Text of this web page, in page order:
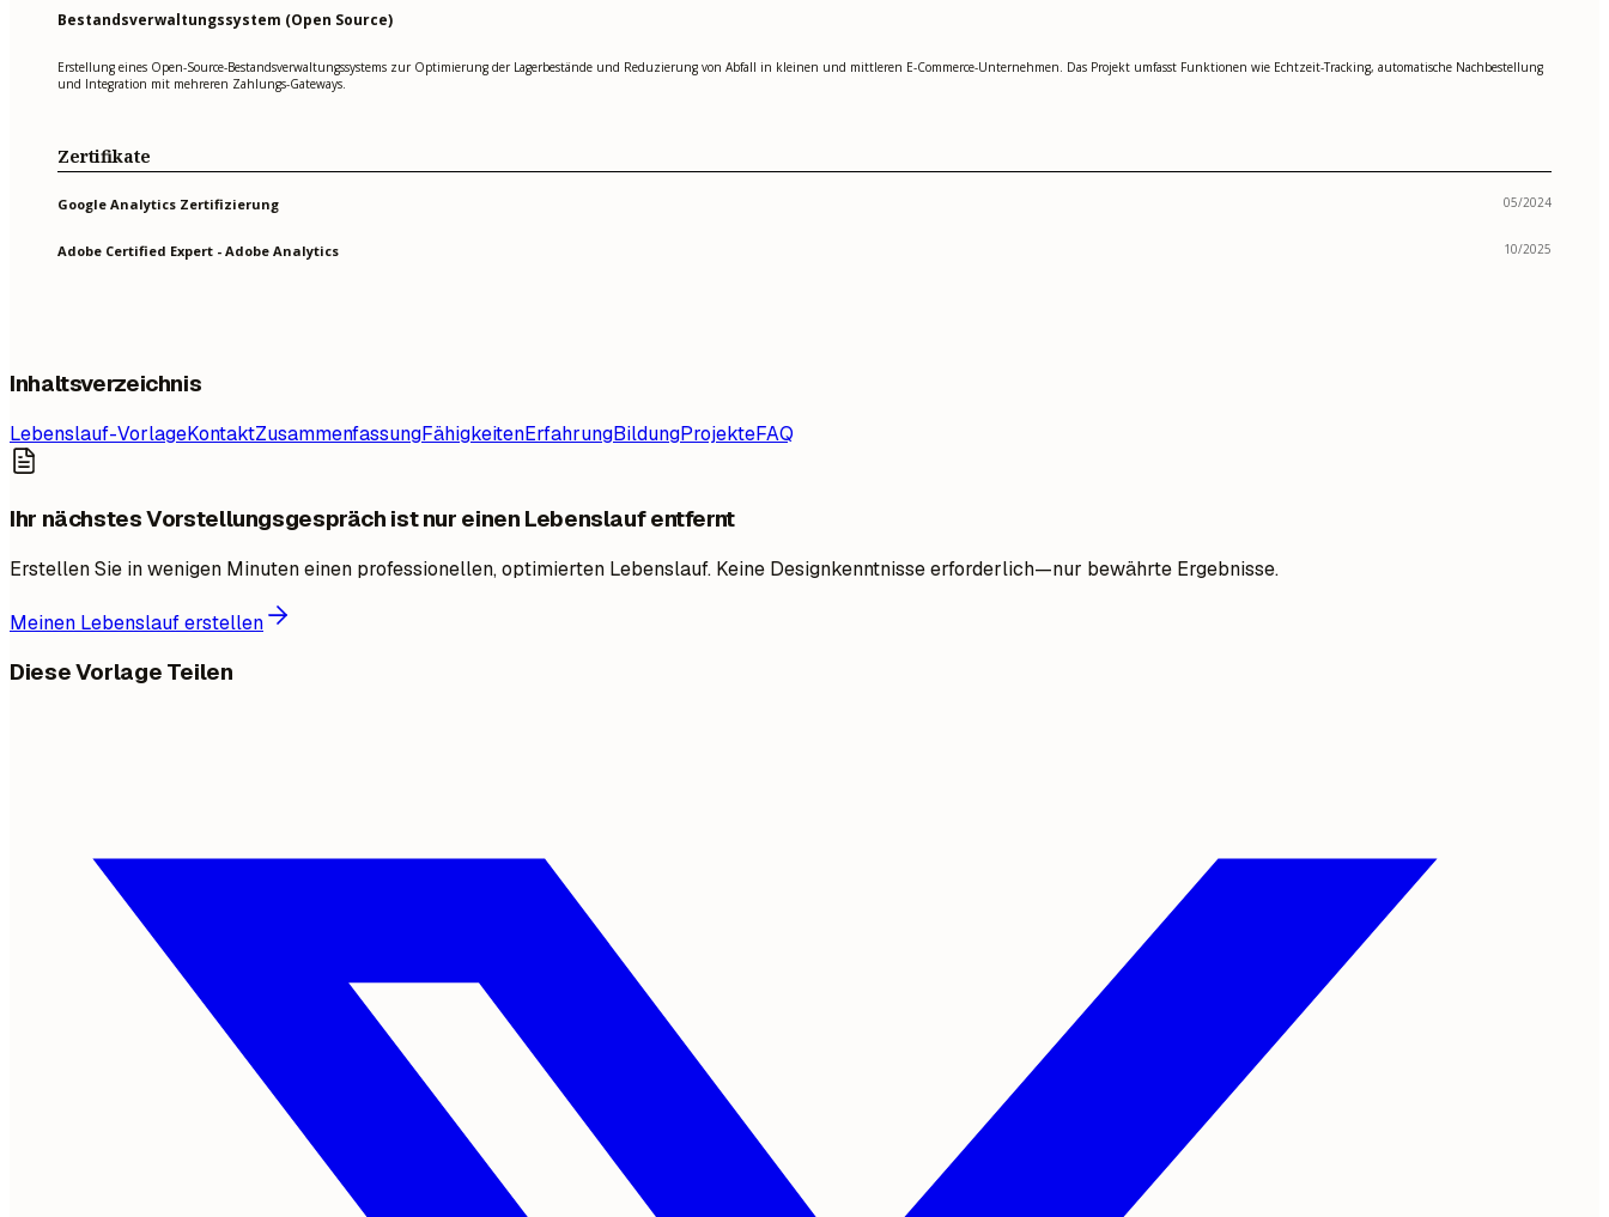
Bestandsverwaltungssystem (Open Source)
Erstellung eines Open-Source-Bestandsverwaltungssystems zur Optimierung der Lagerbestände und Reduzierung von Abfall in kleinen und mittleren E-Commerce-Unternehmen. Das Projekt umfasst Funktionen wie Echtzeit-Tracking, automatische Nachbestellung
und Integration mit mehreren Zahlungs-Gateways.
Zertifikate
Google Analytics Zertifizierung 05/2024
Adobe Certified Expert - Adobe Analytics 10/2025
Inhaltsverzeichnis
Lebenslauf-VorlageKontaktZusammenfassungFähigkeitenErfahrungBildungProjekteFAQ
Ihr nächstes Vorstellungsgespräch ist nur einen Lebenslauf entfernt
Erstellen Sie in wenigen Minuten einen professionellen, optimierten Lebenslauf. Keine Designkenntnisse erforderlich—nur bewährte Ergebnisse.
Meinen Lebenslauf erstellen
Diese Vorlage Teilen